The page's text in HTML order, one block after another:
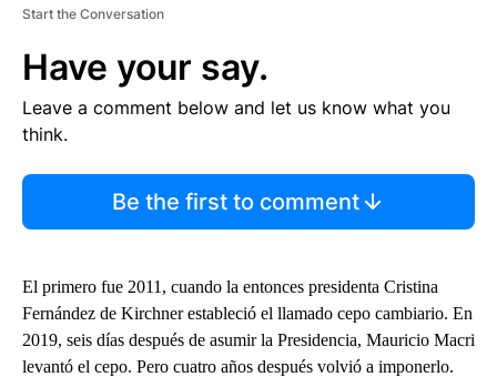
Start the Conversation
Have your say.
Leave a comment below and let us know what you
think.
Be the first to comment
El primero fue 2011, cuando la entonces presidenta Cristina
Fernández de Kirchner estableció el llamado cepo cambiario. En
2019, seis días después de asumir la Presidencia, Mauricio Macri
levantó el cepo. Pero cuatro años después volvió a imponerlo.